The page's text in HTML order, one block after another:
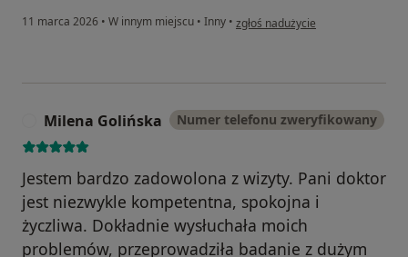
11 marca 2026 • W innym miejscu • Inny • w opinii użytkownika WM
zgłoś nadużycie
Milena Golińska Numer telefonu zweryfikowany
Jestem bardzo zadowolona z wizyty. Pani doktor
jest niezwykle kompetentna, spokojna i
życzliwa. Dokładnie wysłuchała moich
problemów, przeprowadziła badanie z dużym